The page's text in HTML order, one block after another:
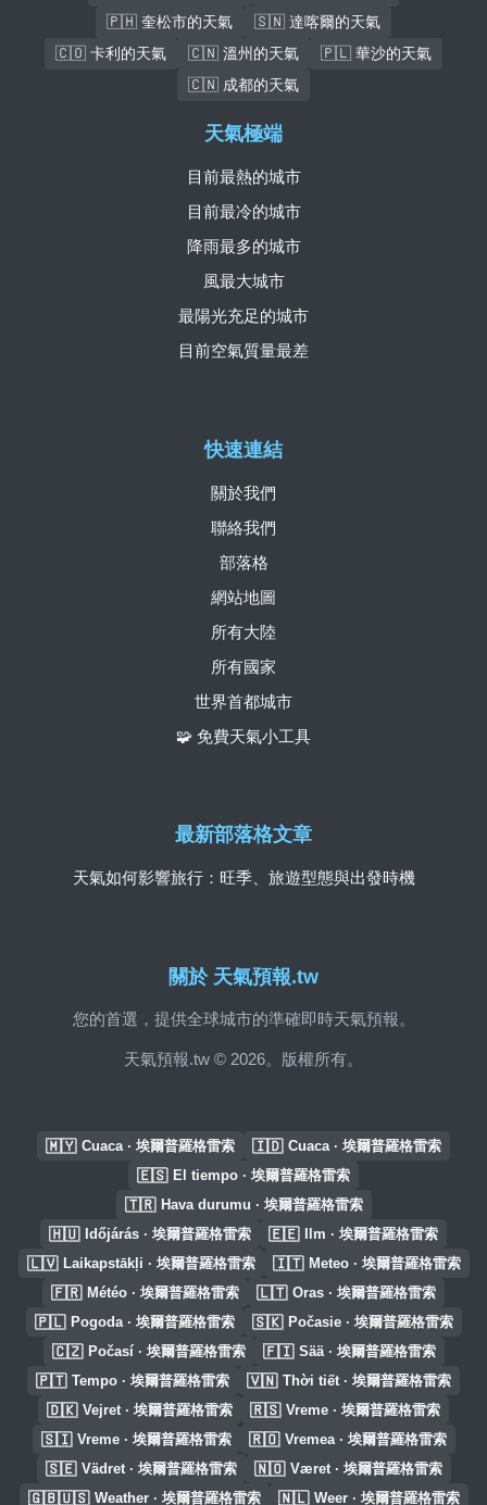
🇵🇭 奎松市的天氣
🇸🇳 達喀爾的天氣
🇨🇴 卡利的天氣
🇨🇳 溫州的天氣
🇵🇱 華沙的天氣
🇨🇳 成都的天氣
關於 天氣預報.tw
您的首選，提供全球城市的準確即時天氣預報。
天氣預報.tw © 2026。版權所有。
快速連結
關於我們
聯絡我們
部落格
網站地圖
所有大陸
所有國家
世界首都城市
🧩 免費天氣小工具
天氣極端
目前最熱的城市
目前最冷的城市
降雨最多的城市
風最大城市
最陽光充足的城市
目前空氣質量最差
最新部落格文章
天氣如何影響旅行：旺季、旅遊型態與出發時機
🇲🇾 Cuaca · 埃爾普羅格雷索 🇮🇩 Cuaca · 埃爾普羅格雷索
🇪🇸 El tiempo · 埃爾普羅格雷索
🇹🇷 Hava durumu · 埃爾普羅格雷索
🇭🇺 Időjárás · 埃爾普羅格雷索 🇪🇪 Ilm · 埃爾普羅格雷索
🇱🇻 Laikapstākļi · 埃爾普羅格雷索 🇮🇹 Meteo · 埃爾普羅格雷索
🇫🇷 Météo · 埃爾普羅格雷索 🇱🇹 Oras · 埃爾普羅格雷索
🇵🇱 Pogoda · 埃爾普羅格雷索 🇸🇰 Počasie · 埃爾普羅格雷索
🇨🇿 Počasí · 埃爾普羅格雷索 🇫🇮 Sää · 埃爾普羅格雷索
🇵🇹 Tempo · 埃爾普羅格雷索 🇻🇳 Thời tiết · 埃爾普羅格雷索
🇩🇰 Vejret · 埃爾普羅格雷索 🇷🇸 Vreme · 埃爾普羅格雷索
🇸🇮 Vreme · 埃爾普羅格雷索 🇷🇴 Vremea · 埃爾普羅格雷索
🇸🇪 Vädret · 埃爾普羅格雷索 🇳🇴 Været · 埃爾普羅格雷索
🇬🇧🇺🇸 Weather · 埃爾普羅格雷索 🇳🇱 Weer · 埃爾普羅格雷索